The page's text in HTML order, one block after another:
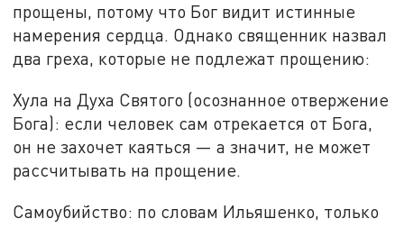
прощены, потому что Бог видит истинные
намерения сердца. Однако священник назвал
два греха, которые не подлежат прощению:
Хула на Духа Святого (осознанное отвержение
Бога): если человек сам отрекается от Бога,
он не захочет каяться — а значит, не может
рассчитывать на прощение.
Самоубийство: по словам Ильяшенко, только